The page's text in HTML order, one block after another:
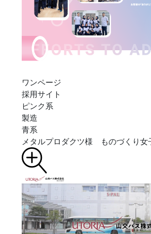
ワンページ
採用サイト
ピンク系
製造
青系
メタルプロダクツ様 ものづくり女